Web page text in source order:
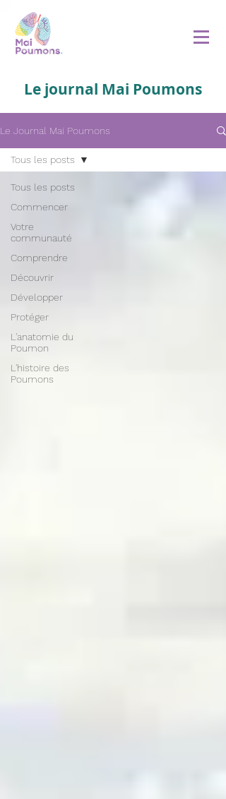
Le journal Mai Poumons
Le Journal Mai Poumons
Tous les posts
Commencer
Votre
communauté
Comprendre
Découvrir
Développer
Protéger
L'anatomie du
Poumon
L'histoire des
Poumons
Tous les posts